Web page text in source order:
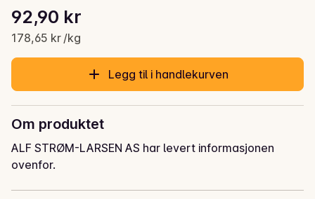
Gjeldende pris er: 92,90 kr
92,90 kr
178,65 kr /kg
Stykkpris: 178,65 kr /kg
Legg til i handlekurven
Om produktet
ALF STRØM-LARSEN AS har levert informasjonen
ovenfor.